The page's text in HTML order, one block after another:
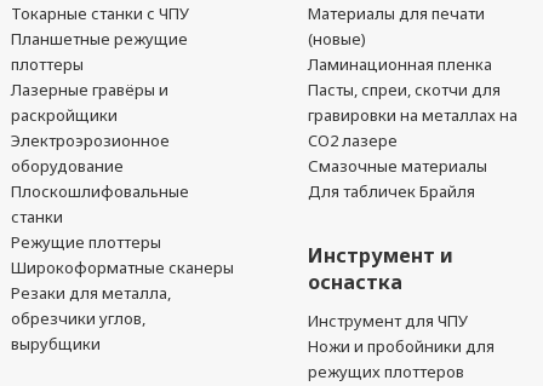
Токарные станки с ЧПУ
Планшетные режущие
плоттеры
Лазерные гравёры и
раскройщики
Электроэрозионное
оборудование
Плоскошлифовальные
станки
Режущие плоттеры
Широкоформатные сканеры
Резаки для металла,
обрезчики углов,
вырубщики
Материалы для печати
(новые)
Ламинационная пленка
Пасты, спреи, скотчи для
гравировки на металлах на
CO2 лазере
Смазочные материалы
Для табличек Брайля
Инструмент и
оснастка
Инструмент для ЧПУ
Ножи и пробойники для
режущих плоттеров